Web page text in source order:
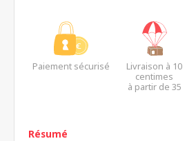
Paiement sécurisé
Livraison à 10
centimes
à partir de 35
Résumé